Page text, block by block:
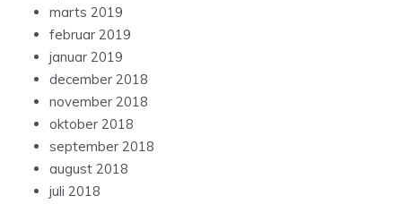
marts 2019
februar 2019
januar 2019
december 2018
november 2018
oktober 2018
september 2018
august 2018
juli 2018